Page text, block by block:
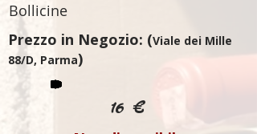
Bollicine
Prezzo in Negozio: (Viale dei Mille
88/D, Parma)
16 €